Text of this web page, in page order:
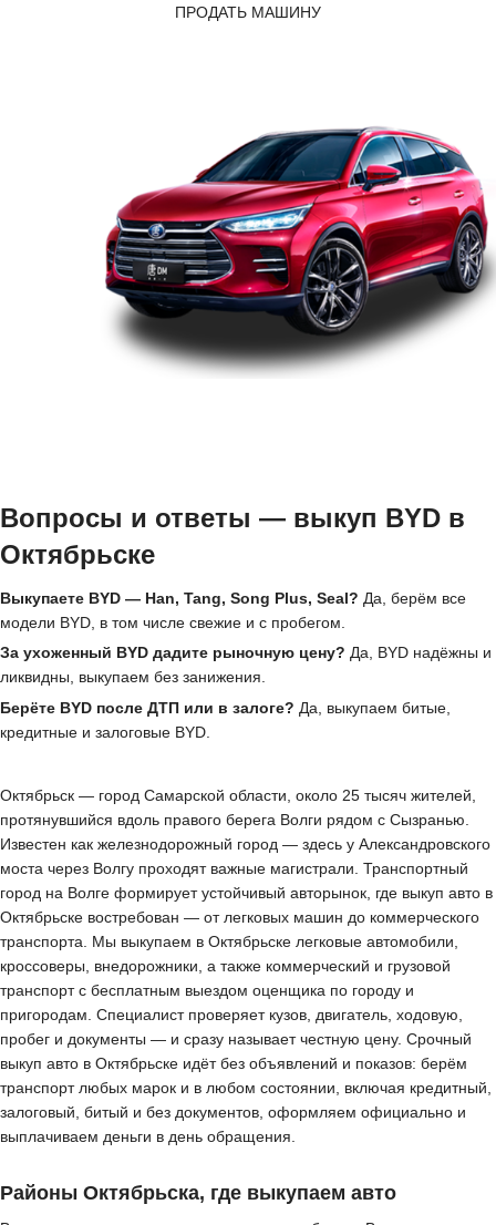
ПРОДАТЬ МАШИНУ
Вопросы и ответы — выкуп BYD в
Октябрьске
Выкупаете BYD — Han, Tang, Song Plus, Seal? Да, берём все
модели BYD, в том числе свежие и с пробегом.
За ухоженный BYD дадите рыночную цену? Да, BYD надёжны и
ликвидны, выкупаем без занижения.
Берёте BYD после ДТП или в залоге? Да, выкупаем битые,
кредитные и залоговые BYD.
Октябрьск — город Самарской области, около 25 тысяч жителей,
протянувшийся вдоль правого берега Волги рядом с Сызранью.
Известен как железнодорожный город — здесь у Александровского
моста через Волгу проходят важные магистрали. Транспортный
город на Волге формирует устойчивый авторынок, где выкуп авто в
Октябрьске востребован — от легковых машин до коммерческого
транспорта. Мы выкупаем в Октябрьске легковые автомобили,
кроссоверы, внедорожники, а также коммерческий и грузовой
транспорт с бесплатным выездом оценщика по городу и
пригородам. Специалист проверяет кузов, двигатель, ходовую,
пробег и документы — и сразу называет честную цену. Срочный
выкуп авто в Октябрьске идёт без объявлений и показов: берём
транспорт любых марок и в любом состоянии, включая кредитный,
залоговый, битый и без документов, оформляем официально и
выплачиваем деньги в день обращения.
Районы Октябрьска, где выкупаем авто